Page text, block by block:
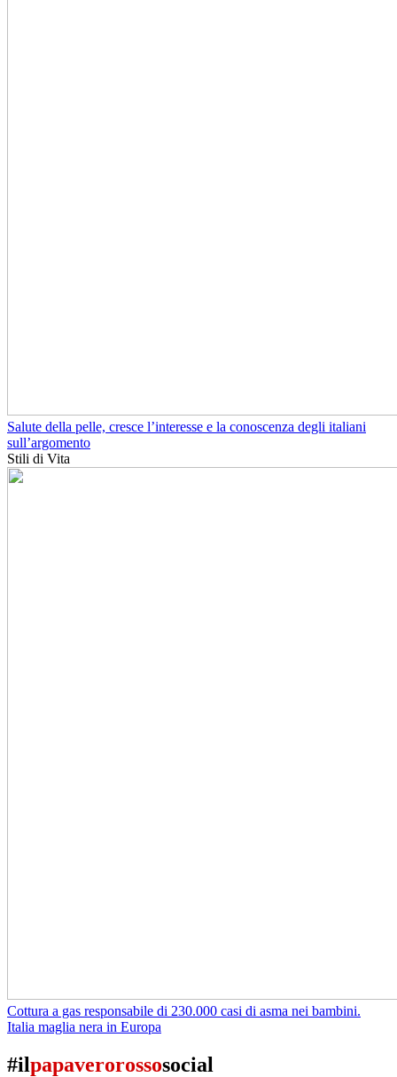
Salute della pelle, cresce l’interesse e la conoscenza degli italiani
sull’argomento
Stili di Vita
Cottura a gas responsabile di 230.000 casi di asma nei bambini.
Italia maglia nera in Europa
#ilpapaverorossosocial